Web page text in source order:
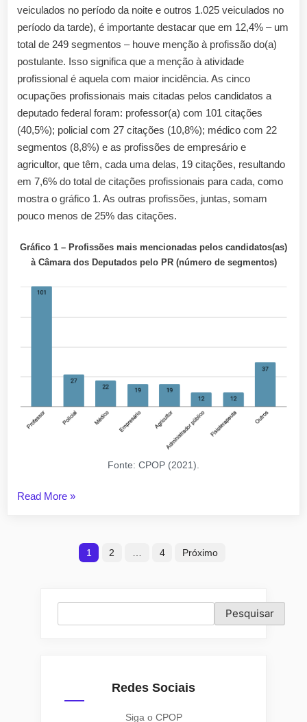
veiculados no período da noite e outros 1.025 veiculados no
período da tarde), é importante destacar que em 12,4% – um
total de 249 segmentos – houve menção à profissão do(a)
postulante. Isso significa que a menção à atividade
profissional é aquela com maior incidência. As cinco
ocupações profissionais mais citadas pelos candidatos a
deputado federal foram: professor(a) com 101 citações
(40,5%); policial com 27 citações (10,8%); médico com 22
segmentos (8,8%) e as profissões de empresário e
agricultor, que têm, cada uma delas, 19 citações, resultando
em 7,6% do total de citações profissionais para cada, como
mostra o gráfico 1. As outras profissões, juntas, somam
pouco menos de 25% das citações.
Gráfico 1 – Profissões mais mencionadas pelos candidatos(as)
à Câmara dos Deputados pelo PR (número de segmentos)
Fonte: CPOP (2021).
Read More“Um
candidatos(as)
»
Paginação
1 2 4 Próximo
Pesquisar
Redes Sociais
Siga o CPOP